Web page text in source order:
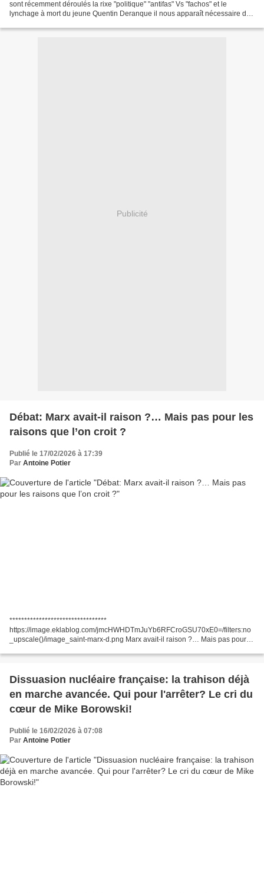
sont récemment déroulés la rixe "politique" "antifas" Vs "fachos" et le
lynchage à mort du jeune Quentin Deranque il nous apparaît nécessaire de
Publicité
Débat: Marx avait-il raison ?… Mais pas pour les
raisons que l’on croit ?
Publié le 17/02/2026 à 17:39
Par Antoine Potier
*********************************
https://image.eklablog.com/jmcHWHDTmJuYb6RFCroGSU70xE0=/filters:no
_upscale()/image_saint-marx-d.png Marx avait-il raison ?… Mais pas pour
https://cieldefrance.eklablog.com/2026/02/debat-marx-avait-il-raison-mais-
Dissuasion nucléaire française: la trahison déjà
en marche avancée. Qui pour l'arrêter? Le cri du
cœur de Mike Borowski!
Publié le 16/02/2026 à 07:08
Par Antoine Potier